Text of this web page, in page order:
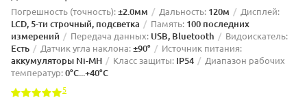
Погрешность (точность):±2.0мм Дальность: 120м Дисплей:
LCD, 5-ти строчный, подсветка Память: 100 последних
измерений
Передача данных: USB, Bluetooth Видоискатель:
Есть Датчик угла наклона:±90° Источник питания:
аккумуляторы Ni-MH Класс защиты: IP54
Диапазон рабочих
температур:0°С...+40°С
5